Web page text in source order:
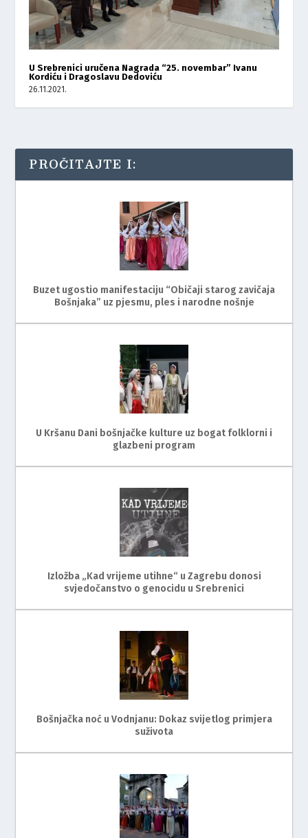
U Srebrenici uručena Nagrada “25. novembar” Ivanu
Kordiću i Dragoslavu Dedoviću
26.11.2021.
PROČITAJTE I:
Buzet ugostio manifestaciju “Običaji starog zavičaja
Bošnjaka” uz pjesmu, ples i narodne nošnje
U Kršanu Dani bošnjačke kulture uz bogat folklorni i
glazbeni program
Izložba „Kad vrijeme utihne“ u Zagrebu donosi
svjedočanstvo o genocidu u Srebrenici
Bošnjačka noć u Vodnjanu: Dokaz svijetlog primjera
suživota